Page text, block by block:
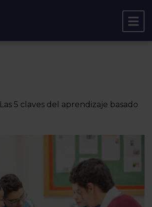
Las 5 claves del aprendizaje basado